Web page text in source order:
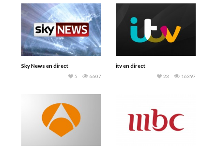
Sky News en direct
6607
5
itv en direct
16397
23